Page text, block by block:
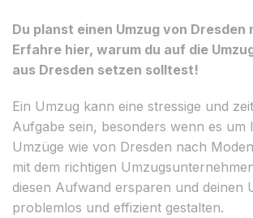
Du planst einen Umzug von Dresden
Erfahre hier, warum du auf die
aus Dresden setzen solltest!
Ein Umzug kann eine stressige und
Aufgabe sein, besonders wenn es um
Umzüge wie von Dresden nach
mit dem richtigen
diesen Aufwand ersparen und deinen
problemlos und effizient gestalten.